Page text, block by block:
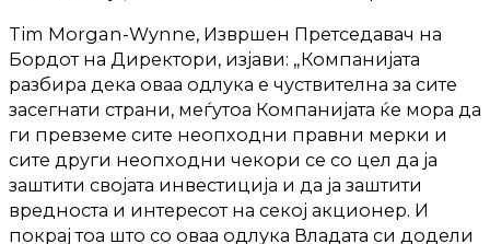
Tim Morgan-Wynne, Извршен Претседавач на
Бордот на Директори, изјави: „Компанијата
разбира дека оваа одлука е чуствителна за сите
засегнати страни, меѓутоа Компанијата ќе мора да
ги превземе сите неопходни правни мерки и
сите други неопходни чекори се со цел да ја
заштити својата инвестиција и да ја заштити
вредноста и интересот на секој акционер. И
покрај тоа што со оваа одлука Владата си додели